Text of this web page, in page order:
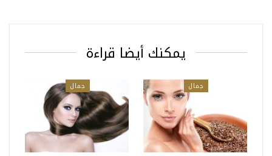
يمكنك أيضا قراءة
جمال جمال